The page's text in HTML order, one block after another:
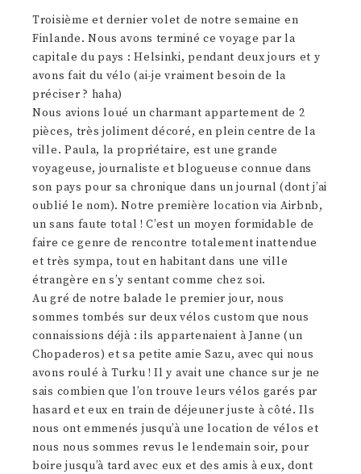
Troisième et dernier volet de notre semaine en
Finlande. Nous avons terminé ce voyage par la
capitale du pays : Helsinki, pendant deux jours et y
avons fait du vélo (ai-je vraiment besoin de la
préciser ? haha)
Nous avions loué un charmant appartement de 2
pièces, très joliment décoré, en plein centre de la
ville. Paula, la propriétaire, est une grande
voyageuse, journaliste et blogueuse connue dans
son pays pour sa chronique dans un journal (dont j’ai
oublié le nom). Notre première location via Airbnb,
un sans faute total ! C’est un moyen formidable de
faire ce genre de rencontre totalement inattendue
et très sympa, tout en habitant dans une ville
étrangère en s’y sentant comme chez soi.
Au gré de notre balade le premier jour, nous
sommes tombés sur deux vélos custom que nous
connaissions déjà : ils appartenaient à Janne (un
Chopaderos) et sa petite amie Sazu, avec qui nous
avons roulé à Turku ! Il y avait une chance sur je ne
sais combien que l’on trouve leurs vélos garés par
hasard et eux en train de déjeuner juste à côté. Ils
nous ont emmenés jusqu’à une location de vélos et
nous nous sommes revus le lendemain soir, pour
boire jusqu’à tard avec eux et des amis à eux, dont